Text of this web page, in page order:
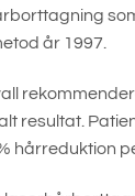
år 1997.
resultat.
hårreduktion